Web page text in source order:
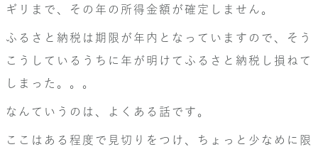
ギリまで、その年の所得金額が確定しません。
ふるさと納税は期限が年内となっていますので、そう
こうしているうちに年が明けてふるさと納税し損ねて
しまった。。。
なんていうのは、よくある話です。
ここはある程度で見切りをつけ、ちょっと少なめに限